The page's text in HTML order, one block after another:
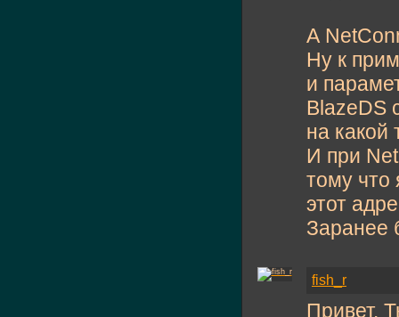
А
Ну к
и
BlazeDS
на какой
И при
тому что
этот
Заранее
fish_r
Привет.